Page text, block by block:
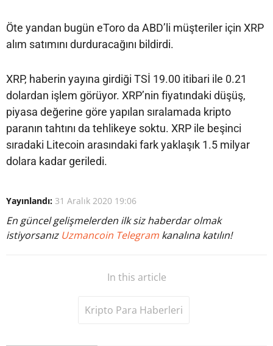
Öte yandan bugün eToro da ABD’li müşteriler için XRP
alım satımını durduracağını bildirdi.
XRP, haberin yayına girdiği TSİ 19.00 itibari ile 0.21
dolardan işlem görüyor. XRP’nin fiyatındaki düşüş,
piyasa değerine göre yapılan sıralamada kripto
paranın tahtını da tehlikeye soktu. XRP ile beşinci
sıradaki Litecoin arasındaki fark yaklaşık 1.5 milyar
dolara kadar geriledi.
Yayınlandı: 31 Aralık 2020 19:06
En güncel gelişmelerden ilk siz haberdar olmak
istiyorsanız Uzmancoin Telegram kanalına katılın!
In this article
Kripto Para Haberleri